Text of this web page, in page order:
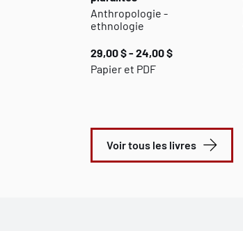
Anthropologie -
ethnologie
29,00 $ - 24,00 $
Papier et PDF
Voir tous les livres